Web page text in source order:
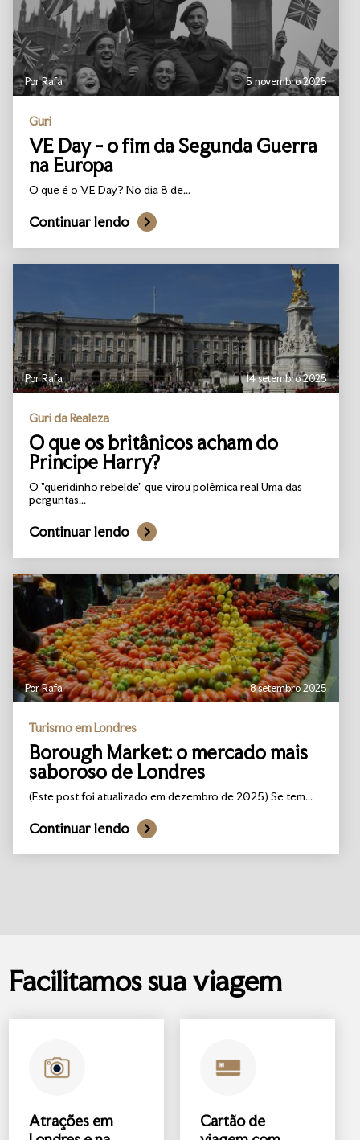
Por Rafa 5 novembro 2025
Guri
VE Day - o fim da Segunda Guerra
na Europa
O que é o VE Day? No dia 8 de...
Continuar lendo
Por Rafa 14 setembro 2025
Guri da Realeza
O que os britânicos acham do
Principe Harry?
O "queridinho rebelde" que virou polêmica real Uma das
perguntas...
Continuar lendo
Por Rafa 8 setembro 2025
Turismo em Londres
Borough Market: o mercado mais
saboroso de Londres
(Este post foi atualizado em dezembro de 2025) Se tem...
Continuar lendo
Facilitamos sua viagem
Atrações em
Cartão de